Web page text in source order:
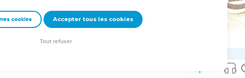
l’univers, m'a envoyé vers toi.
dans la terre sainte, et il choisira encore Jérusalem.
l'Eternel, car il s'est réveillé et sort de sa demeure sainte. »
cookies Accepter tous les cookies
Tout refuser